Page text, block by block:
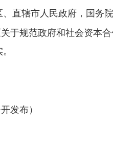
直辖市人民政府，国务
于规范政府和社会资本
发布）